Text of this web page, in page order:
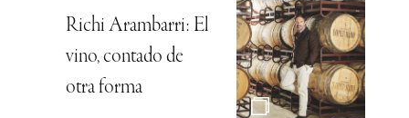
Richi Arambarri: El
vino, contado de
otra forma